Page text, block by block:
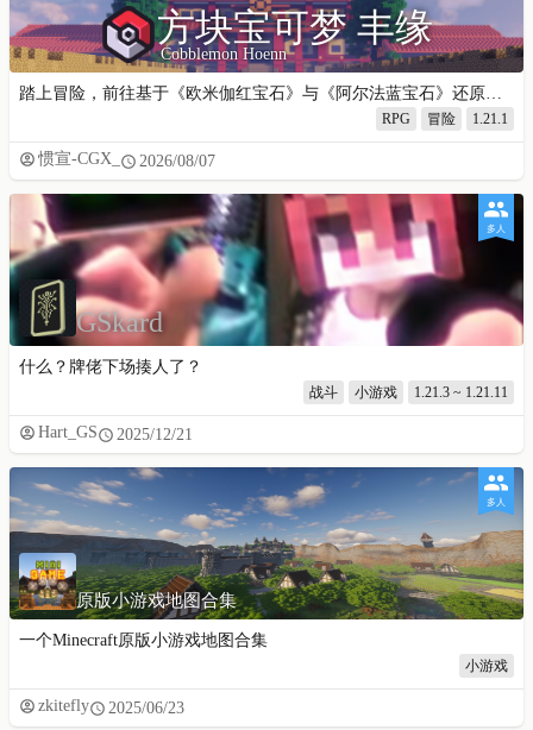
方块宝可梦 丰缘
Cobblemon Hoenn
踏上冒险，前往基于《欧米伽红宝石》与《阿尔法蓝宝石》还原的丰缘地区吧！
RPG 冒险 1.21.1
惯宣-CGX_ 2026/08/07
多人
GSkard
什么？牌佬下场揍人了？
战斗 小游戏 1.21.3 ~ 1.21.11
Hart_GS 2025/12/21
多人
原版小游戏地图合集
一个Minecraft原版小游戏地图合集
小游戏
zkitefly 2025/06/23